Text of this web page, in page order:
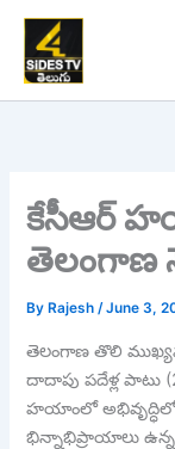
Skip
content
కేసీఆర్
తెలంగాణ
By Rajesh/June 3,
తెలంగాణ తొలి
దాదాపు పదేళ్ల పాటు
హయాంలో అభివృద్ధిలో
భిన్నాభిప్రాయాలు